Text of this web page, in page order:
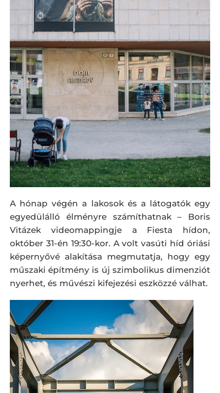
A hónap végén a lakosok és a látogatók egy
egyedülálló élményre számíthatnak – Boris
Vitázek videomappingje a Fiesta hídon,
október 31-én 19:30-kor. A volt vasúti híd óriási
képernyővé alakítása megmutatja, hogy egy
műszaki építmény is új szimbolikus dimenziót
nyerhet, és művészi kifejezési eszközzé válhat.